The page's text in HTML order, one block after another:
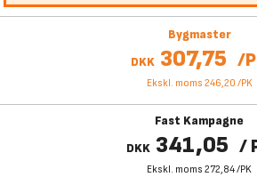
Bygmaster
DKK 307,75 /
Ekskl. moms 246,20 /PK
Fast Kampagne
DKK 341,05 /
Ekskl. moms 272,84/PK